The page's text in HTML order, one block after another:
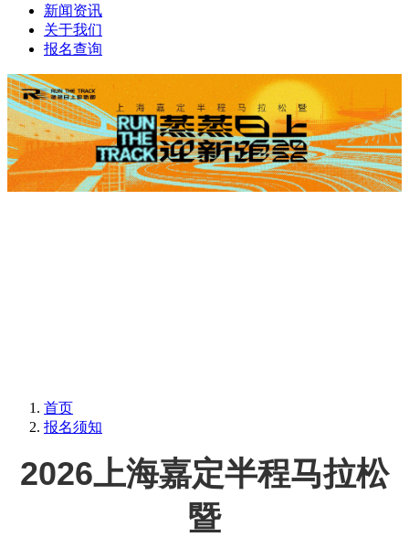
新闻资讯
关于我们
报名查询
首页
报名须知
2026上海嘉定半程马拉松
暨